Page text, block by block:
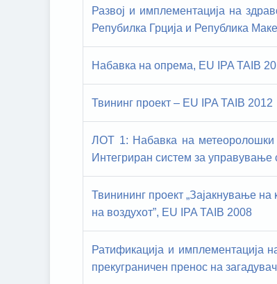
Развој и имплементација на
Репубилка Грција и Република
Набавка на опрема, EU IPA TAIB
Твининг проект – EU IPA TAIB 2012
ЛОТ 1: Набавка на метеоролошки
Интегриран систем за управување
Твинининг проект „Зајакнување
на воздухот”, EU IPA TAIB 2008
Ратификација и имплементација
прекуграничен пренос на